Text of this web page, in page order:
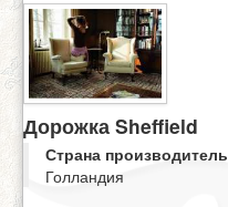
Дорожка Sheffield
Страна производитель
Голландия